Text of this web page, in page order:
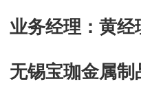
业务经理：黄经
无锡宝珈金属